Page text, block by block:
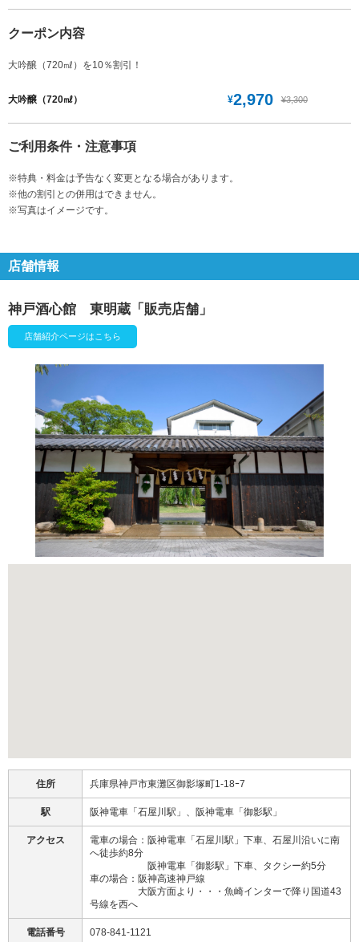
クーポン内容
大吟醸（720㎖）を10％割引！
大吟醸（720㎖） ¥2,970 ¥3,300
ご利用条件・注意事項
※特典・料金は予告なく変更となる場合があります。
※他の割引との併用はできません。
※写真はイメージです。
店舗情報
神戸酒心館 東明蔵「販売店舗」
店舗紹介ページはこちら
住所 兵庫県神戸市東灘区御影塚町1-18ｰ7
駅 阪神電車「石屋川駅」、阪神電車「御影駅」
アクセス
電車の場合：阪神電車「石屋川駅」下車、石屋川沿いに南
へ徒歩約8分
阪神電車「御影駅」下車、タクシー約5分
車の場合：阪神高速神戸線
大阪方面より・・・魚崎インターで降り国道43
号線を西へ
電話番号 078-841-1121